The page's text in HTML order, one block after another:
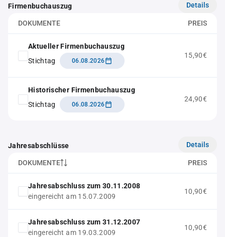
Firmenbuchauszug Details
DOKUMENTE PREIS
Aktueller Firmenbuchauszug
Stichtag
06.08.2026
15,90€
Historischer Firmenbuchauszug
Stichtag
06.08.2026
24,90€
Jahresabschlüsse Details
DOKUMENTE PREIS
Jahresabschluss zum 30.11.2008
eingereicht am 15.07.2009
10,90€
Jahresabschluss zum 31.12.2007
eingereicht am 19.03.2009
10,90€